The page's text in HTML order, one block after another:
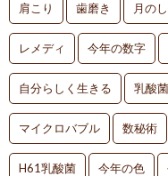
肩こり 歯磨き 月の
レメディ 今年の数字
自分らしく生きる 乳酸菌
マイクロバブル 数秘術
H61乳酸菌 今年の色